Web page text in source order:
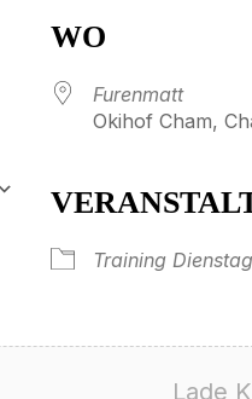
WO
Furenmatt
Okihof Cham,
Training Dienstag
Lade